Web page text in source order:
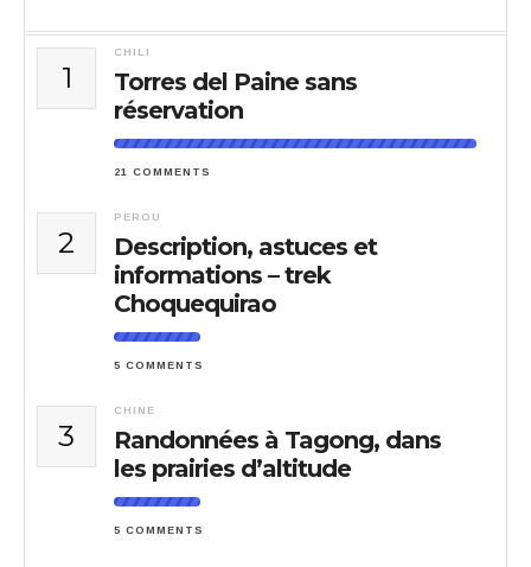
1
CHILI
Torres del Paine sans
réservation
21 COMMENTS
2
PEROU
Description, astuces et
informations – trek
Choquequirao
5 COMMENTS
3
CHINE
Randonnées à Tagong, dans
les prairies d’altitude
5 COMMENTS